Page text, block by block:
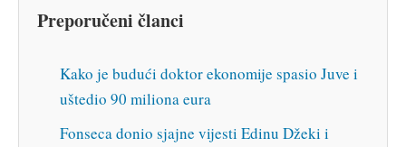
Preporučeni članci
Kako je budući doktor ekonomije spasio Juve i
uštedio 90 miliona eura
Fonseca donio sjajne vijesti Edinu Džeki i